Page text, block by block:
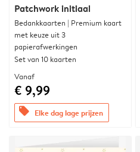
Patchwork initiaal
Bedankkaarten | Premium kaart
met keuze uit 3
papierafwerkingen
Set van 10 kaarten
Vanaf
€ 9,99
offers Elke dag lage prijzen